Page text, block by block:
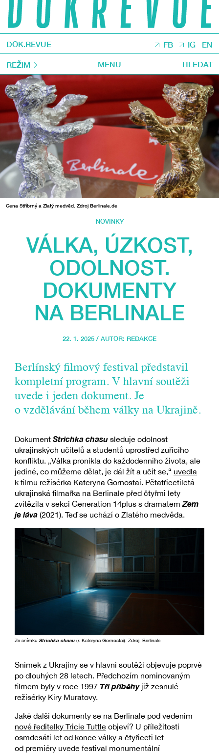
DOK.REVUE FB IG EN
REŽIM MENU HLEDAT
Cena Stříbrný a Zlatý medvěd. Zdroj Berlinale.de
NOVINKY
VÁLKA, ÚZKOST,
ODOLNOST.
DOKUMENTY
NA BERLINALE
22. 1. 2025 / AUTOR: REDAKCE
Berlínský filmový festival představil
kompletní program. V hlavní soutěži
uvede i jeden dokument. Je
o vzdělávání během války na Ukrajině.
Dokument Strichka chasu sleduje odolnost
ukrajinských učitelů a studentů uprostřed zuřícího
konfliktu. „Válka pronikla do každodenního života, ale
jediné, co můžeme dělat, je dál žít a učit se,“ uvedla
k filmu režisérka Kateryna Gornostai. Pětatřicetiletá
ukrajinská filmařka na Berlinale před čtyřmi lety
zvítězila v sekci Generation 14plus s dramatemZem
je láva (2021). Teď se uchází o Zlatého medvěda.
Ze snímku Strichka chasu (r. Kateryna Gornostai). Zdroj: Berlinale
Snímek z Ukrajiny se v hlavní soutěži objevuje poprvé
po dlouhých 28 letech. Předchozím nominovaným
filmem byly v roce 1997 Tři příběhyjiž zesnulé
režisérky Kiry Muratovy.
Jaké další dokumenty se na Berlinale pod vedením
nové ředitelky Tricie Tuttle objeví? U příležitosti
osmdesáti let od konce války a čtyřiceti let
od premiéry uvede festival monumentální